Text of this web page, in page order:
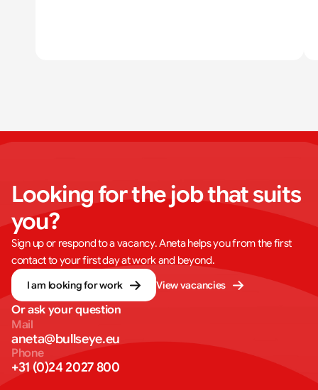
Looking for the job that suits
you?
Sign up or respond to a vacancy. Aneta helps you from the first
contact to your first day at work and beyond.
I am looking for work
View vacancies
Or ask your question
Mail
aneta@bullseye.eu
Phone
+31 (0)24 2027 800